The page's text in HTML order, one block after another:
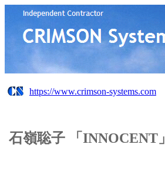
https://www.crimson-systems.com
石嶺聡子 「INNOCENT」